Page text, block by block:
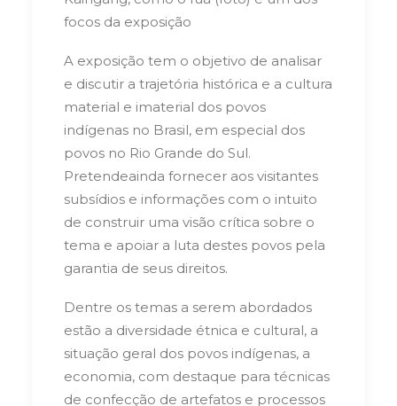
focos da exposição
A exposição tem o objetivo de analisar
e discutir a trajetória histórica e a cultura
material e imaterial dos povos
indígenas no Brasil, em especial dos
povos no Rio Grande do Sul.
Pretendeainda fornecer aos visitantes
subsídios e informações com o intuito
de construir uma visão crítica sobre o
tema e apoiar a luta destes povos pela
garantia de seus direitos.
Dentre os temas a serem abordados
estão a diversidade étnica e cultural, a
situação geral dos povos indígenas, a
economia, com destaque para técnicas
de confecção de artefatos e processos